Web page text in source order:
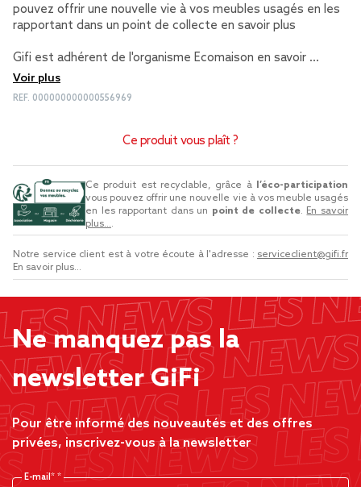
pouvez offrir une nouvelle vie à vos meubles usagés en les
rapportant dans un point de collecte en savoir plus
Gifi est adhérent de l'organisme Ecomaison en savoir …
Voir plus
REF. 000000000000556969
Ce produit vous plaît ?
Ce produit est recyclable, grâce à
l’éco-participation
vous pouvez offrir une nouvelle vie à vos meuble usagés
en les rapportant dans un point de collecte. En savoir
plus....
Notre service client est à votre écoute à l'adresse : serviceclient@gifi.fr
En savoir plus...
Ne manquez pas la
newsletter GiFi
Pour être informé des nouveautés et des offres
privées, inscrivez-vous à la newsletter
E-mail*